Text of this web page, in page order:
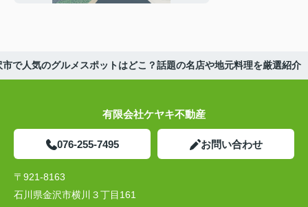
市で人気のグルメスポットはどこ？話題の名店や地元料理を厳選紹介
有限会社ケヤキ不動産
076-255-7495 お問い合わせ
〒921-8163
石川県金沢市横川３丁目161